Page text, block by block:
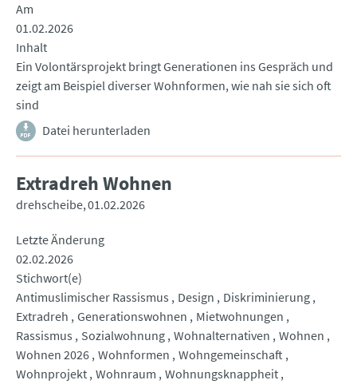
Am
01.02.2026
Inhalt
Ein Volontärsprojekt bringt Generationen ins Gespräch und
zeigt am Beispiel diverser Wohnformen, wie nah sie sich oft
sind
Datei herunterladen
Extradreh Wohnen
drehscheibe 01.02.2026
Letzte Änderung
02.02.2026
Stichwort(e)
Antimuslimischer Rassismus
Design
Diskriminierung
Extradreh Generationswohnen
Mietwohnungen
Rassismus
Sozialwohnung Wohnalternativen Wohnen
Wohnen 2026 Wohnformen Wohngemeinschaft
Wohnprojekt Wohnraum Wohnungsknappheit